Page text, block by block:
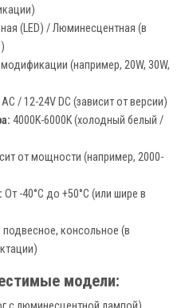
(LED) / Люминесцентная (в
(например, 20W, 30W,
/ 12-24V DC (зависит от версии)
4000K-6000K (холодный белый /
от мощности (например, 2000-
От -40°C до +50°C (или шире в
подвесное, консольное (в
модели: